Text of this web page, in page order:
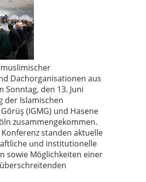
Dachorganisationen aus
Sonntag, den 13. Juni
der Islamischen
(IGMG) und Hasene
zusammengekommen.
standen aktuelle
und institutionelle
sowie Möglichkeiten einer